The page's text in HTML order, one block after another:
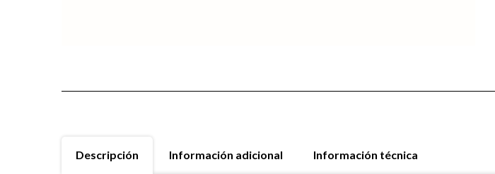
Descripción Información adicional Información técnica